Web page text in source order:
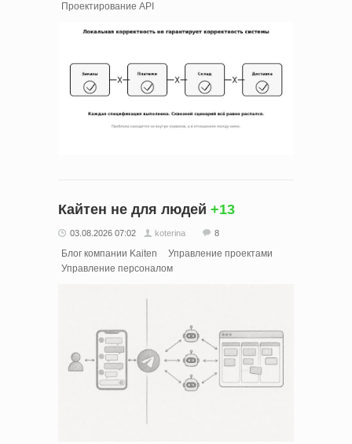
Проектирование API
Кайтен не для людей +13
03.08.2026 07:02 koterina 8
Блог компании Kaiten
Управление проектами
Управление персоналом